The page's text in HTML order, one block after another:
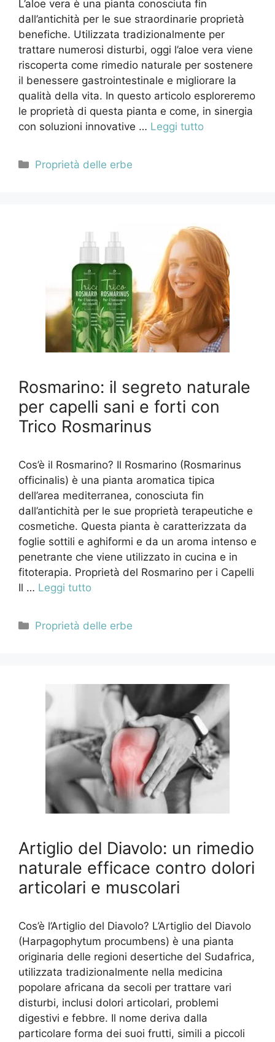
L’aloe vera è una pianta conosciuta fin
dall’antichità per le sue straordinarie proprietà
benefiche. Utilizzata tradizionalmente per
trattare numerosi disturbi, oggi l’aloe vera viene
riscoperta come rimedio naturale per sostenere
il benessere gastrointestinale e migliorare la
qualità della vita. In questo articolo esploreremo
le proprietà di questa pianta e come, in sinergia
con soluzioni innovative … Leggi tutto
Categorie
Proprietà delle erbe
Rosmarino: il segreto naturale
per capelli sani e forti con
Trico Rosmarinus
Cos’è il Rosmarino? Il Rosmarino (Rosmarinus
officinalis) è una pianta aromatica tipica
dell’area mediterranea, conosciuta fin
dall’antichità per le sue proprietà terapeutiche e
cosmetiche. Questa pianta è caratterizzata da
foglie sottili e aghiformi e da un aroma intenso e
penetrante che viene utilizzato in cucina e in
fitoterapia. Proprietà del Rosmarino per i Capelli
Il … Leggi tutto
Categorie
Proprietà delle erbe
Artiglio del Diavolo: un rimedio
naturale efficace contro dolori
articolari e muscolari
Cos’è l’Artiglio del Diavolo? L’Artiglio del Diavolo
(Harpagophytum procumbens) è una pianta
originaria delle regioni desertiche del Sudafrica,
utilizzata tradizionalmente nella medicina
popolare africana da secoli per trattare vari
disturbi, inclusi dolori articolari, problemi
digestivi e febbre. Il nome deriva dalla
particolare forma dei suoi frutti, simili a piccoli